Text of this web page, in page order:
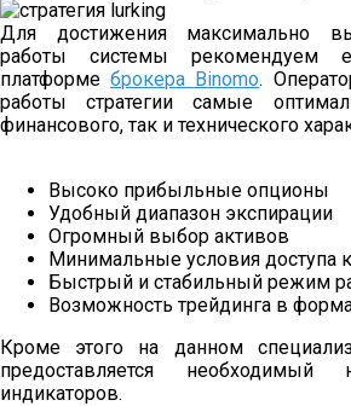
Для достижения максимально
работы системы рекомендуем
платформеброкера Binomo.
работы стратегии самые
финансового, так и технического
Высоко прибыльные опционы
Удобный диапазон экспирации
Огромный выбор активов
Минимальные условия доступа
Быстрый и стабильный режим
Возможность трейдинга в
Кроме этого на данном
предоставляется необходимый
индикаторов.